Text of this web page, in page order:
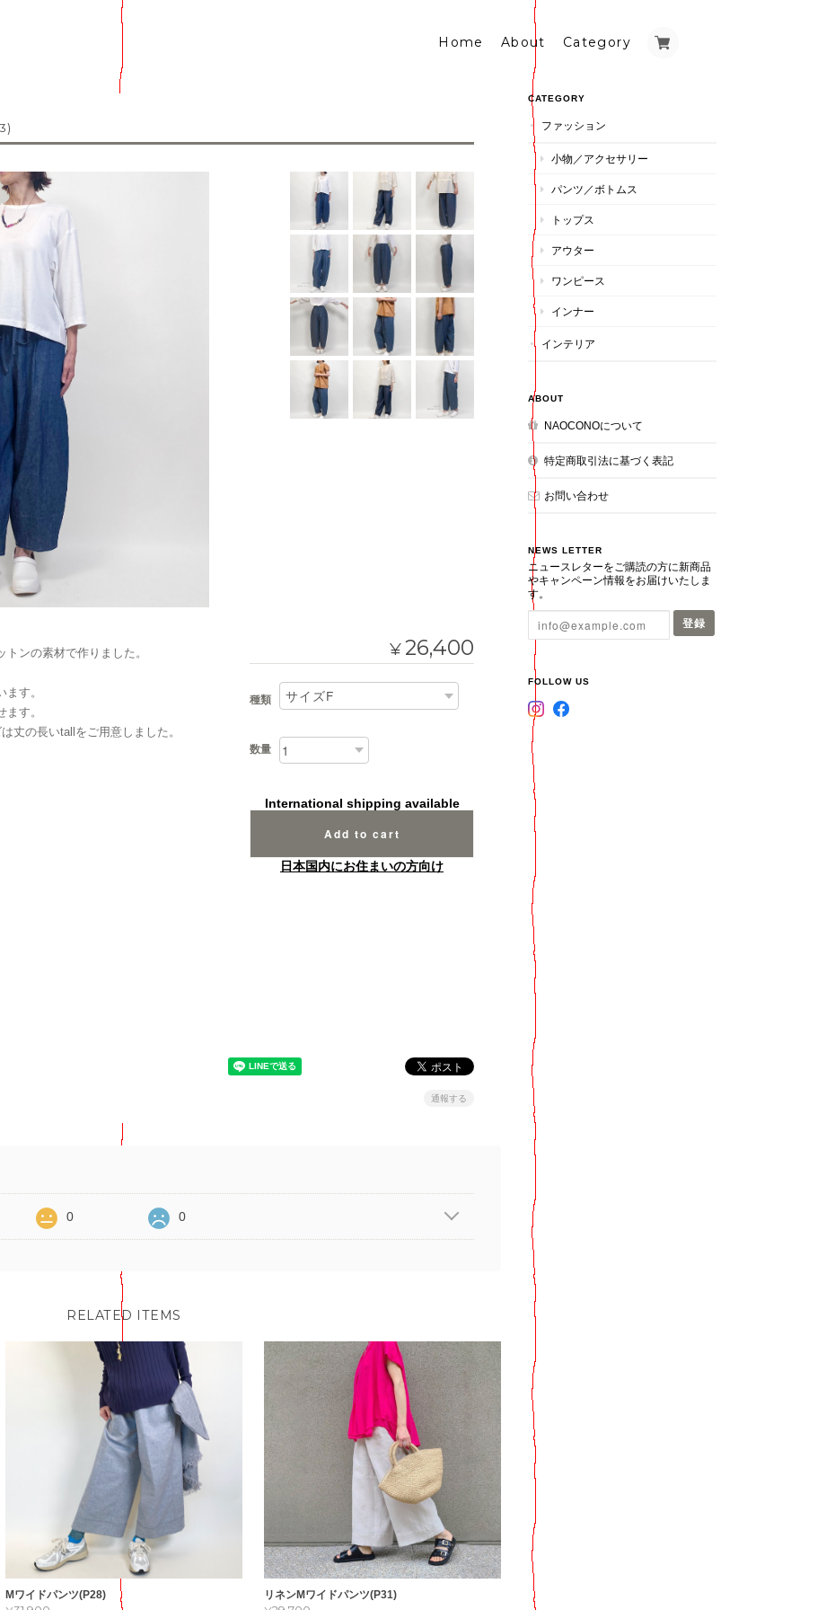
Home About Category
ンの素材で作りました。
す。
す。
丈の長いtallをご用意しました。
¥26,400
種類
数量
International shipping available
Add to cart
日本国内にお住まいの方向け
通報する
0 0
RELATED ITEMS
Mワイドパンツ(P28) リネンMワイドパンツ(P31)
CATEGORY
ファッション
小物／アクセサリー
パンツ／ボトムス
トップス
アウター
ワンピース
インナー
インテリア
ABOUT
NAOCONOについて
特定商取引法に基づく表記
お問い合わせ
NEWS LETTER
ニュースレターをご購読の方に新商品
やキャンペーン情報をお届けいたしま
す。
登録
FOLLOW US